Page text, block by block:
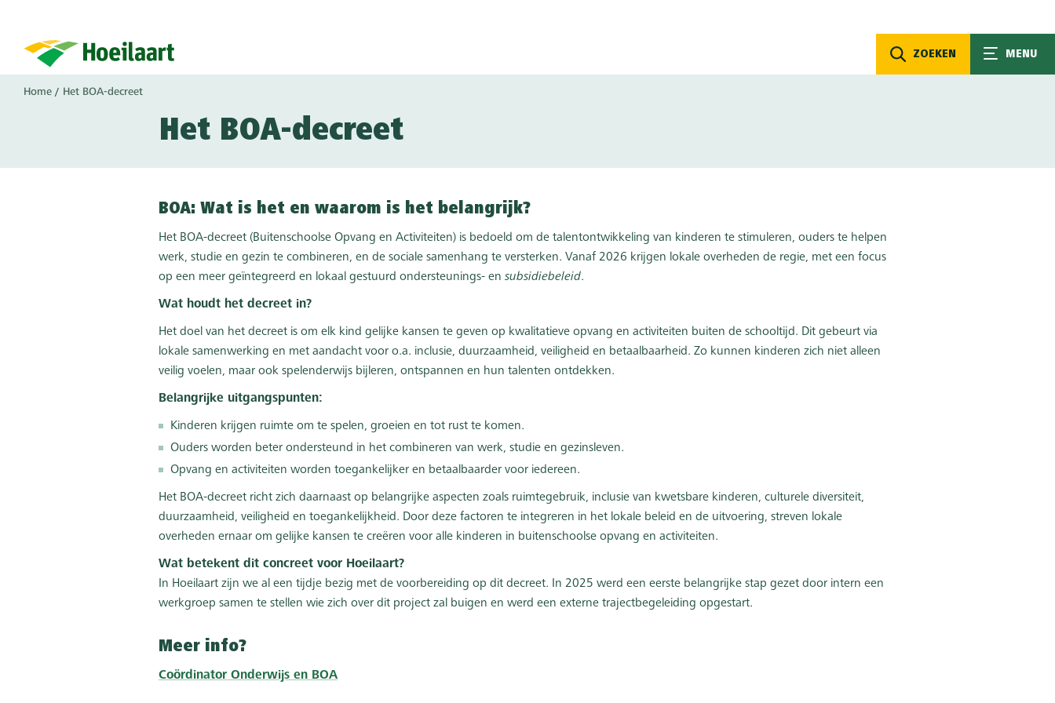
inhoud
ZOEKEN MENU
Kruimelpad
Home Het BOA-decreet
Het BOA-decreet
BOA: Wat is het en waarom is het belangrijk?
Het BOA-decreet (Buitenschoolse Opvang en Activiteiten) is bedoeld om de talentontwikkeling van kinderen te stimuleren, ouders te helpen
werk, studie en gezin te combineren, en de sociale samenhang te versterken. Vanaf 2026 krijgen lokale overheden de regie, met een focus
op een meer geïntegreerd en lokaal gestuurd ondersteunings- en subsidiebeleid.
Wat houdt het decreet in?
Het doel van het decreet is om elk kind gelijke kansen te geven op kwalitatieve opvang en activiteiten buiten de schooltijd. Dit gebeurt via
lokale samenwerking en met aandacht voor o.a. inclusie, duurzaamheid, veiligheid en betaalbaarheid. Zo kunnen kinderen zich niet alleen
veilig voelen, maar ook spelenderwijs bijleren, ontspannen en hun talenten ontdekken.
Belangrijke uitgangspunten:
Kinderen krijgen ruimte om te spelen, groeien en tot rust te komen.
Ouders worden beter ondersteund in het combineren van werk, studie en gezinsleven.
Opvang en activiteiten worden toegankelijker en betaalbaarder voor iedereen.
Het BOA-decreet richt zich daarnaast op belangrijke aspecten zoals ruimtegebruik, inclusie van kwetsbare kinderen, culturele diversiteit,
duurzaamheid, veiligheid en toegankelijkheid. Door deze factoren te integreren in het lokale beleid en de uitvoering, streven lokale
overheden ernaar om gelijke kansen te creëren voor alle kinderen in buitenschoolse opvang en activiteiten.
Wat betekent dit concreet voor Hoeilaart?
In Hoeilaart zijn we al een tijdje bezig met de voorbereiding op dit decreet. In 2025 werd een eerste belangrijke stap gezet door intern een
werkgroep samen te stellen wie zich over dit project zal buigen en werd een externe trajectbegeleiding opgestart.
Meer info?
Coördinator Onderwijs en BOA